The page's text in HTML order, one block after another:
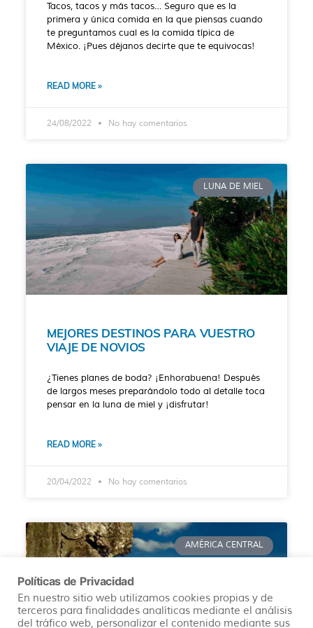
Tacos, tacos y más tacos… Seguro que es la
primera y única comida en la que piensas cuando
te preguntamos cual es la comida típica de
México. ¡Pues déjanos decirte que te equivocas!
READ MORE »
24/08/2022 No hay comentarios
LUNA DE MIEL
MEJORES DESTINOS PARA VUESTRO
VIAJE DE NOVIOS
¿Tienes planes de boda? ¡Enhorabuena! Después
de largos meses preparándolo todo al detalle toca
pensar en la luna de miel y ¡disfrutar!
READ MORE »
20/04/2022 No hay comentarios
AMÉRICA CENTRAL
Políticas de Privacidad
En nuestro sitio web utilizamos cookies propias y de
terceros para finalidades analíticas mediante el análisis
del tráfico web, personalizar el contenido mediante sus